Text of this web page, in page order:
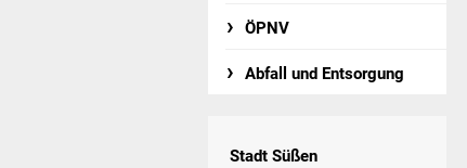
ÖPNV
Abfall und Entsorgung
Stadt Süßen